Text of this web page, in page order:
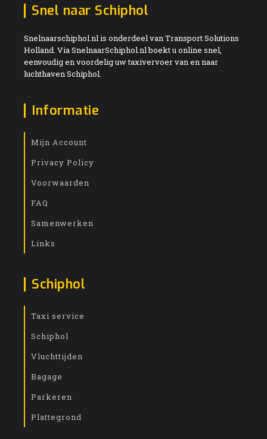
Snel naar Schiphol
Snelnaarschiphol.nl is onderdeel van Transport Solutions
Holland. Via SnelnaarSchiphol.nl boekt u online snel,
eenvoudig en voordelig uw taxivervoer van en naar
luchthaven Schiphol.
Informatie
Mijn Account
Privacy Policy
Voorwaarden
FAQ
Samenwerken
Links
Schiphol
Taxi service
Schiphol
Vluchttijden
Bagage
Parkeren
Plattegrond